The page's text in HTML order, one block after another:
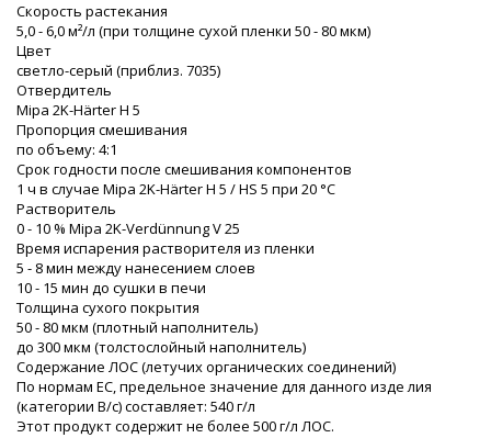
Скорость растекания
5,0 - 6,0 м²/л (при толщине сухой пленки 50 - 80 мкм)
Цвет
светло-серый (приблиз. 7035)
Отвердитель
Mipa 2K-Härter H 5
Пропорция смешивания
по объему: 4:1
Срок годности после смешивания компонентов
1 ч в случае Mipa 2K-Härter H 5 / HS 5 при 20 °C
Растворитель
0 - 10 % Mipa 2K-Verdünnung V 25
Время испарения растворителя из пленки
5 - 8 мин между нанесением слоев
10 - 15 мин до сушки в печи
Толщина сухого покрытия
50 - 80 мкм (плотный наполнитель)
до 300 мкм (толстослойный наполнитель)
Содержание ЛОС (летучих органических соединений)
По нормам ЕС, предельное значение для данного изде лия
(категории B/c) составляет: 540 г/л
Этот продукт содержит не более 500 г/л ЛОС.